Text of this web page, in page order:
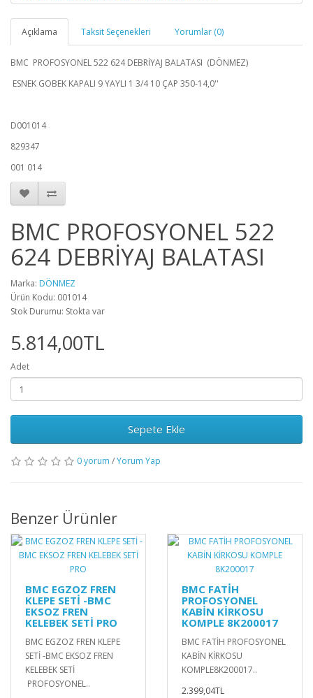
Açıklama Taksit Seçenekleri Yorumlar (0)
BMC PROFOSYONEL 522 624 DEBRİYAJ BALATASI (DÖNMEZ)
ESNEK GOBEK KAPALI 9 YAYLI 1 3/4 10 ÇAP 350-14,0''
D001014
829347
001 014
BMC PROFOSYONEL 522
624 DEBRİYAJ BALATASI
Marka: DÖNMEZ
Ürün Kodu: 001014
Stok Durumu: Stokta var
5.814,00TL
Adet
Sepete Ekle
0 yorum /Yorum Yap
Benzer Ürünler
BMC EGZOZ FREN
KLEPE SETİ -BMC
EKSOZ FREN
KELEBEK SETİ PRO
BMC EGZOZ FREN KLEPE
SETİ -BMC EKSOZ FREN
KELEBEK SETİ
PROFOSYONEL..
BMC FATİH
PROFOSYONEL
KABİN KİRKOSU
KOMPLE 8K200017
BMC FATİH PROFOSYONEL
KABİN KİRKOSU
KOMPLE8K200017..
2.399,04TL